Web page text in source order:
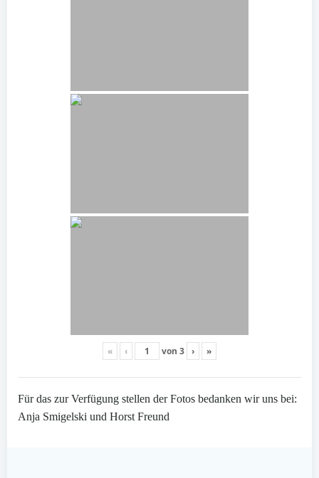
« ‹ von 3 › »
Für das zur Verfügung stellen der Fotos bedanken wir uns bei:
Anja Smigelski und Horst Freund